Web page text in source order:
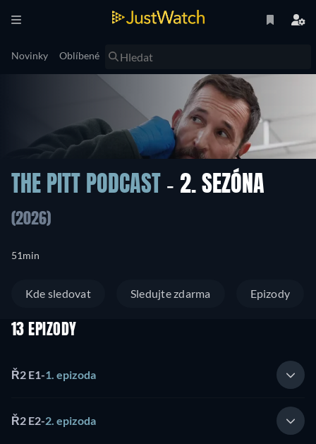
Novinky Oblíbené
THE PITT PODCAST - 2. SEZÓNA
(2026)
51min
Kde sledovat Sledujte zdarma Epizody
13 EPIZODY
Ř2 E1-1. epizoda
Ř2 E2-2. epizoda